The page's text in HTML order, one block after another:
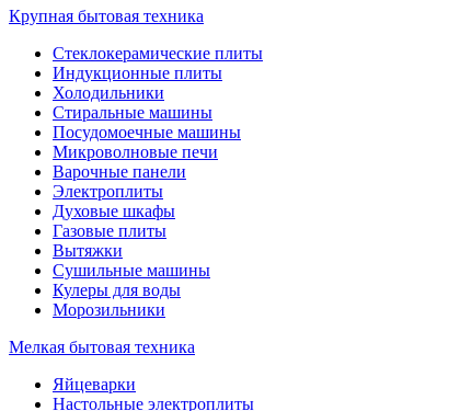
Крупная бытовая техника
Стеклокерамические плиты
Индукционные плиты
Холодильники
Стиральные машины
Посудомоечные машины
Микроволновые печи
Варочные панели
Электроплиты
Духовые шкафы
Газовые плиты
Вытяжки
Сушильные машины
Кулеры для воды
Морозильники
Мелкая бытовая техника
Яйцеварки
Настольные электроплиты